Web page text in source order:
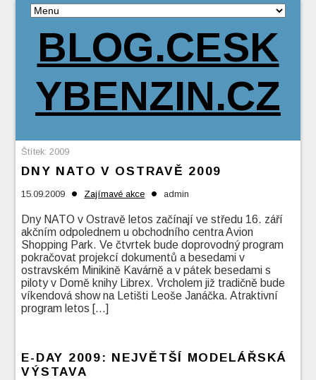
BLOG.CESK
YBENZIN.CZ
Štítek:2009
DNY NATO V OSTRAVĚ 2009
15.09.2009 • Zajímavé akce • admin
Dny NATO v Ostravě letos začínají ve středu 16. září
akčním odpolednem u obchodního centra Avion
Shopping Park. Ve čtvrtek bude doprovodný program
pokračovat projekcí dokumentů a besedami v
ostravském Minikině Kavárně a v pátek besedami s
piloty v Domě knihy Librex. Vrcholem již tradičně bude
víkendová show na Letišti Leoše Janáčka. Atraktivní
program letos […]
E-DAY 2009: NEJVĚTŠÍ MODELÁŘSKÁ
VÝSTAVA